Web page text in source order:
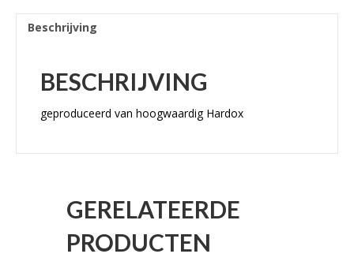
Beschrijving
BESCHRIJVING
geproduceerd van hoogwaardig Hardox
GERELATEERDE
PRODUCTEN